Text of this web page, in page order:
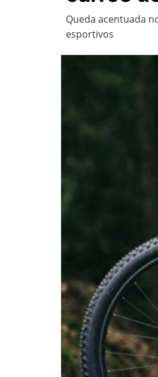
Queda acentuada
esportivos